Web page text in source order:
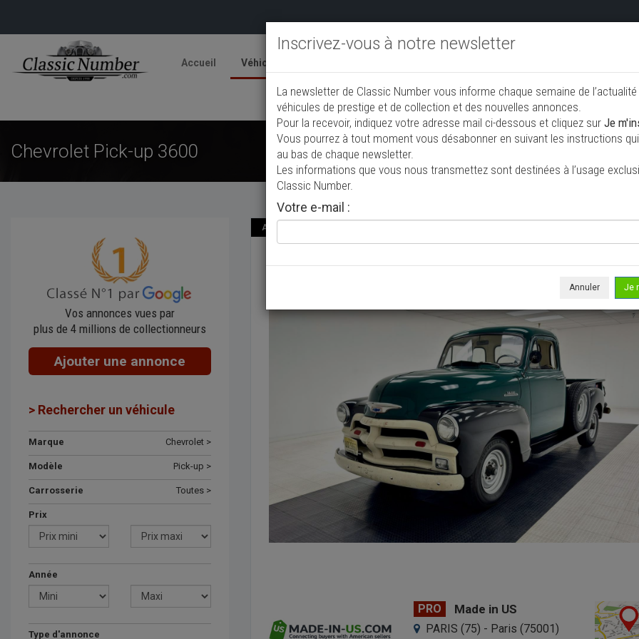
Accueil Véhicules
Ajouter une annonce
Chevrolet Pick-up 3600
Vos annonces vues par
plus de 4 millions de collectionneurs
Ajouter une annonce
> Rechercher un véhicule
Marque Chevrolet >
Modèle Pick-up >
Carrosserie Toutes >
Prix
Année
Type d'annonce
Annonce actualisée le 02/08/2026 ( il y a 6 jours )
Chevrolet Pick-up 3600
PRO Made in US
PARIS (75) - Paris (75001)
Inscrivez-vous à notre newsletter
La newsletter de Classic Number vous informe chaque semaine de
véhicules de prestige et de collection et des nouvelles annonces.
Pour la recevoir, indiquez votre adresse mail ci-dessous et cliquez sur Je
Vous pourrez à tout moment vous désabonner en suivant les instructions
au bas de chaque newsletter.
Les informations que vous nous transmettez sont destinées à l’usage
Classic Number.
Votre e-mail :
Annuler Je